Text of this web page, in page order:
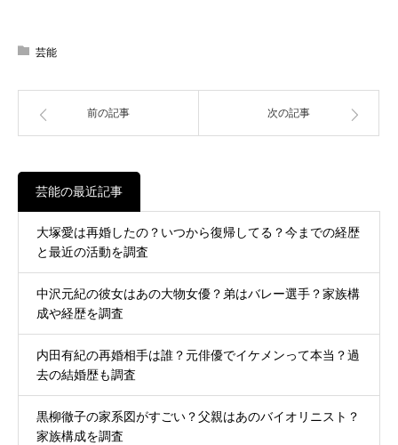
芸能
前の記事 次の記事
芸能の最近記事
大塚愛は再婚したの？いつから復帰してる？今までの経歴
と最近の活動を調査
中沢元紀の彼女はあの大物女優？弟はバレー選手？家族構
成や経歴を調査
内田有紀の再婚相手は誰？元俳優でイケメンって本当？過
去の結婚歴も調査
黒柳徹子の家系図がすごい？父親はあのバイオリニスト？
家族構成を調査